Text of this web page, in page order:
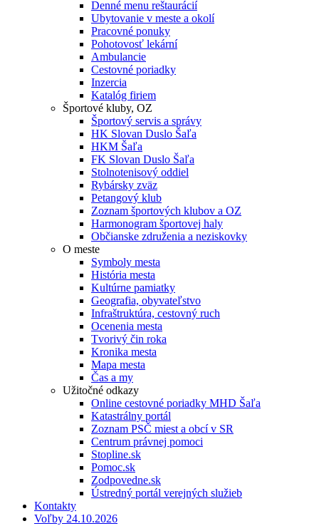
Denné menu reštaurácií
Ubytovanie v meste a okolí
Pracovné ponuky
Pohotovosť lekární
Ambulancie
Cestovné poriadky
Inzercia
Katalóg firiem
Športové kluby, OZ
Športový servis a správy
HK Slovan Duslo Šaľa
HKM Šaľa
FK Slovan Duslo Šaľa
Stolnotenisový oddiel
Rybársky zväz
Petangový klub
Zoznam športových klubov a OZ
Harmonogram športovej haly
Občianske združenia a neziskovky
O meste
Symboly mesta
História mesta
Kultúrne pamiatky
Geografia, obyvateľstvo
Infraštruktúra, cestovný ruch
Ocenenia mesta
Tvorivý čin roka
Kronika mesta
Mapa mesta
Čas a my
Užitočné odkazy
Online cestovné poriadky MHD Šaľa
Katastrálny portál
Zoznam PSČ miest a obcí v SR
Centrum právnej pomoci
Stopline.sk
Pomoc.sk
Zodpovedne.sk
Ústredný portál verejných služieb
Kontakty
Voľby 24.10.2026